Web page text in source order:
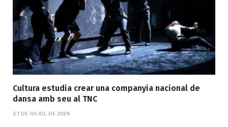
Cultura estudia crear una companyia nacional de
dansa amb seu al TNC
27 DE JULIOL DE 2026